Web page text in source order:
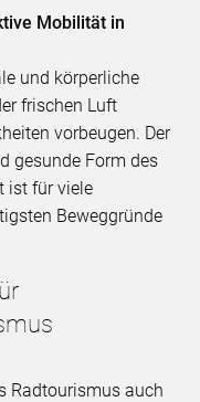
Mobilität in
und körperliche
frischen Luft
vorbeugen. Der
gesunde Form des
ist für viele
Beweggründe
Radtourismus auch